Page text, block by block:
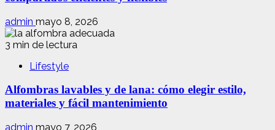
admin mayo 8, 2026
3 min de lectura
Lifestyle
Alfombras lavables y de lana: cómo elegir estilo,
materiales y fácil mantenimiento
admin mayo 7, 2026